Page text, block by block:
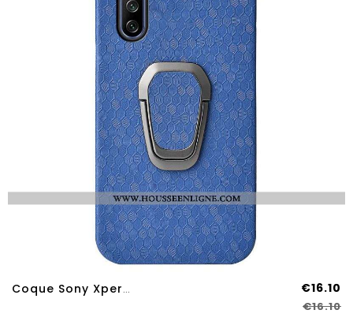
Coque Sony Xperia 10 IV Nid D'Abeille Support €16.10
€16.10